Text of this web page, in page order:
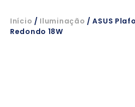
Início / Iluminação / ASUS
Redondo 18W